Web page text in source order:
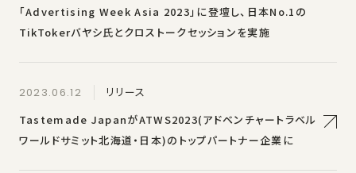
「Advertising Week Asia 2023」に登壇し、⽇本No.1の
TikTokerバヤシ⽒とクロストークセッションを実施
2023.06.12
リリース
Tastemade JapanがATWS2023(アドベンチャートラベル
ワールドサミット北海道・日本)のトップパートナー企業に